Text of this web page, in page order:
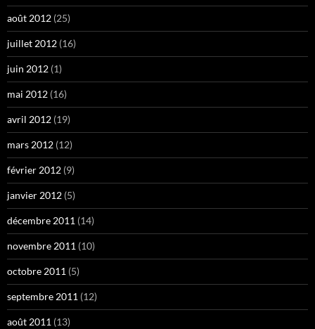
août 2012 (25)
juillet 2012 (16)
juin 2012 (1)
mai 2012 (16)
avril 2012 (19)
mars 2012 (12)
février 2012 (9)
janvier 2012 (5)
décembre 2011 (14)
novembre 2011 (10)
octobre 2011 (5)
septembre 2011 (12)
août 2011 (13)